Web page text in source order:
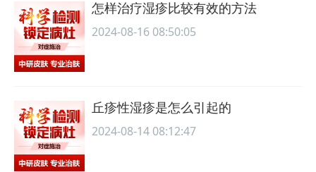
怎样治疗湿疹比较有效的方法
2024-08-16 08:50:05
丘疹性湿疹是怎么引起的
2024-08-14 08:12:47